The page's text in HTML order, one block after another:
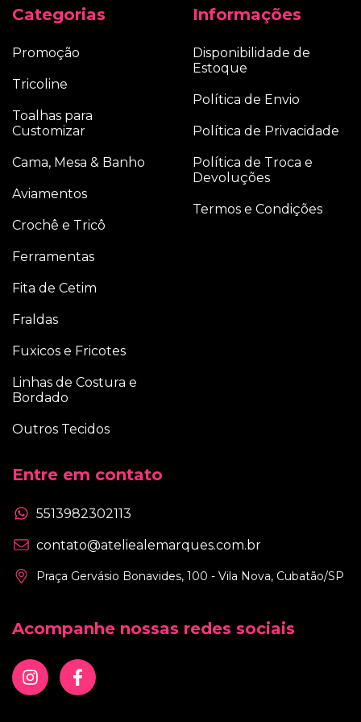
Categorias
Promoção
Tricoline
Toalhas para
Customizar
Cama, Mesa & Banho
Aviamentos
Crochê e Tricô
Ferramentas
Fita de Cetim
Fraldas
Fuxicos e Fricotes
Linhas de Costura e
Bordado
Outros Tecidos
Informações
Disponibilidade de
Estoque
Política de Envio
Política de Privacidade
Política de Troca e
Devoluções
Termos e Condições
Entre em contato
5513982302113
contato@ateliealemarques.com.br
Praça Gervásio Bonavides, 100 - Vila Nova, Cubatão/SP
Acompanhe nossas redes sociais